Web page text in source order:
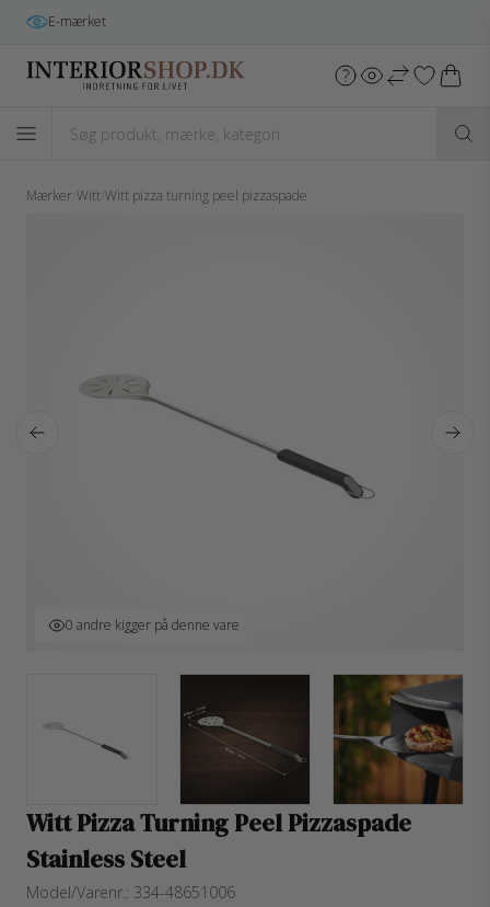
E-mærket
Mærker Witt Witt pizza turning peel pizzaspade
0 andre kigger på denne vare
Witt Pizza Turning Peel Pizzaspade
Stainless Steel
Model/Varenr.: 334-48651006